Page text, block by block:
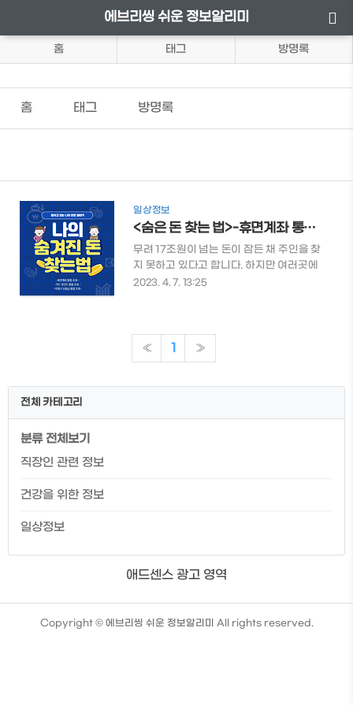
에브리씽 쉬운 정보알리미
홈 태그 방명록
홈 태그 방명록
일상정보
<숨은 돈 찾는 법>-휴면계좌 통합조회-카드 포인트 통합 조회-미청구 보험금 통합 조회
무려 17조원이 넘는 돈이 잠든 채 주인을 찾
지 못하고 있다고 합니다. 하지만 여러곳에
잠든 나의 돈을 찾는 것이 여간 번거로운일
바랍니다. 목차 1. 계좌정보통합관리 서비
스란? 2. 휴면 계좌 잔고 조회하기 3. 휴면
인할 수 있을 뿐 아니라 증권사, 저축은행,
2023. 4. 7. 13:25
« 1 »
전체 카테고리
분류 전체보기
직장인 관련 정보
건강을 위한 정보
일상정보
애드센스 광고 영역
Copyright © 에브리씽 쉬운 정보알리미 All rights reserved.
TistoryWhaleSkin3.4